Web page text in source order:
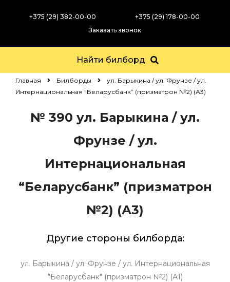
+375 (29) 382-00-00
+375 (29) 178-00-00
Заказать звонок
Найти билборд
Главная Билборды
ул. Барыкина / ул. Фрунзе / ул.
Интернациональная “Беларусбанк” (призматрон №2) (А3)
№ 390 ул. Барыкина / ул.
Фрунзе / ул.
Интернациональная
“Беларусбанк” (призматрон
№2) (А3)
Другие стороны билборда:
ул. Барыкина / ул. Фрунзе / ул. Интернациональная
"Беларусбанк" (призматрон №2) (А1)